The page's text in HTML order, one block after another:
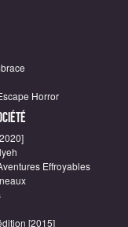
Horror
Effroyables
[2015]